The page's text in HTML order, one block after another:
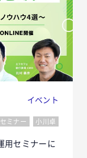
イベント
セミナー 小川卓
用セミナーに